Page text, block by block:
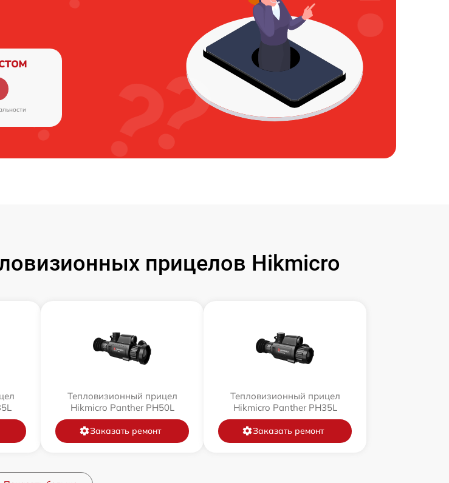
прицелов Hikmicro
Тепловизионный прицел
Hikmicro Panther PH50L
Заказать ремонт
Тепловизионный прицел
Hikmicro Panther PH35L
Заказать ремонт